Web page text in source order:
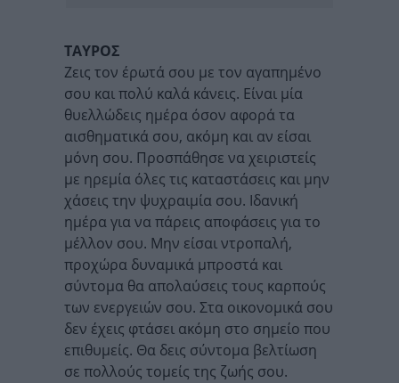
ΤΑΥΡΟΣ
Ζεις τον έρωτά σου με τον αγαπημένο
σου και πολύ καλά κάνεις. Είναι μία
θυελλώδεις ημέρα όσον αφορά τα
αισθηματικά σου, ακόμη και αν είσαι
μόνη σου. Προσπάθησε να χειριστείς
με ηρεμία όλες τις καταστάσεις και μην
χάσεις την ψυχραιμία σου. Ιδανική
ημέρα για να πάρεις αποφάσεις για το
μέλλον σου. Μην είσαι ντροπαλή,
προχώρα δυναμικά μπροστά και
σύντομα θα απολαύσεις τους καρπούς
των ενεργειών σου. Στα οικονομικά σου
δεν έχεις φτάσει ακόμη στο σημείο που
επιθυμείς. Θα δεις σύντομα βελτίωση
σε πολλούς τομείς της ζωής σου.